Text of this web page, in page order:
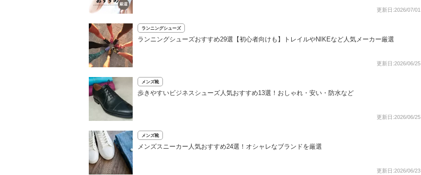
更新日:2026/07/01
ランニングシューズ
ランニングシューズおすすめ29選【初心者向けも】トレイルやNIKEなど人気メーカー厳選
更新日:2026/06/25
メンズ靴
歩きやすいビジネスシューズ人気おすすめ13選！おしゃれ・安い・防水など
更新日:2026/06/25
メンズ靴
メンズスニーカー人気おすすめ24選！オシャレなブランドを厳選
更新日:2026/06/23